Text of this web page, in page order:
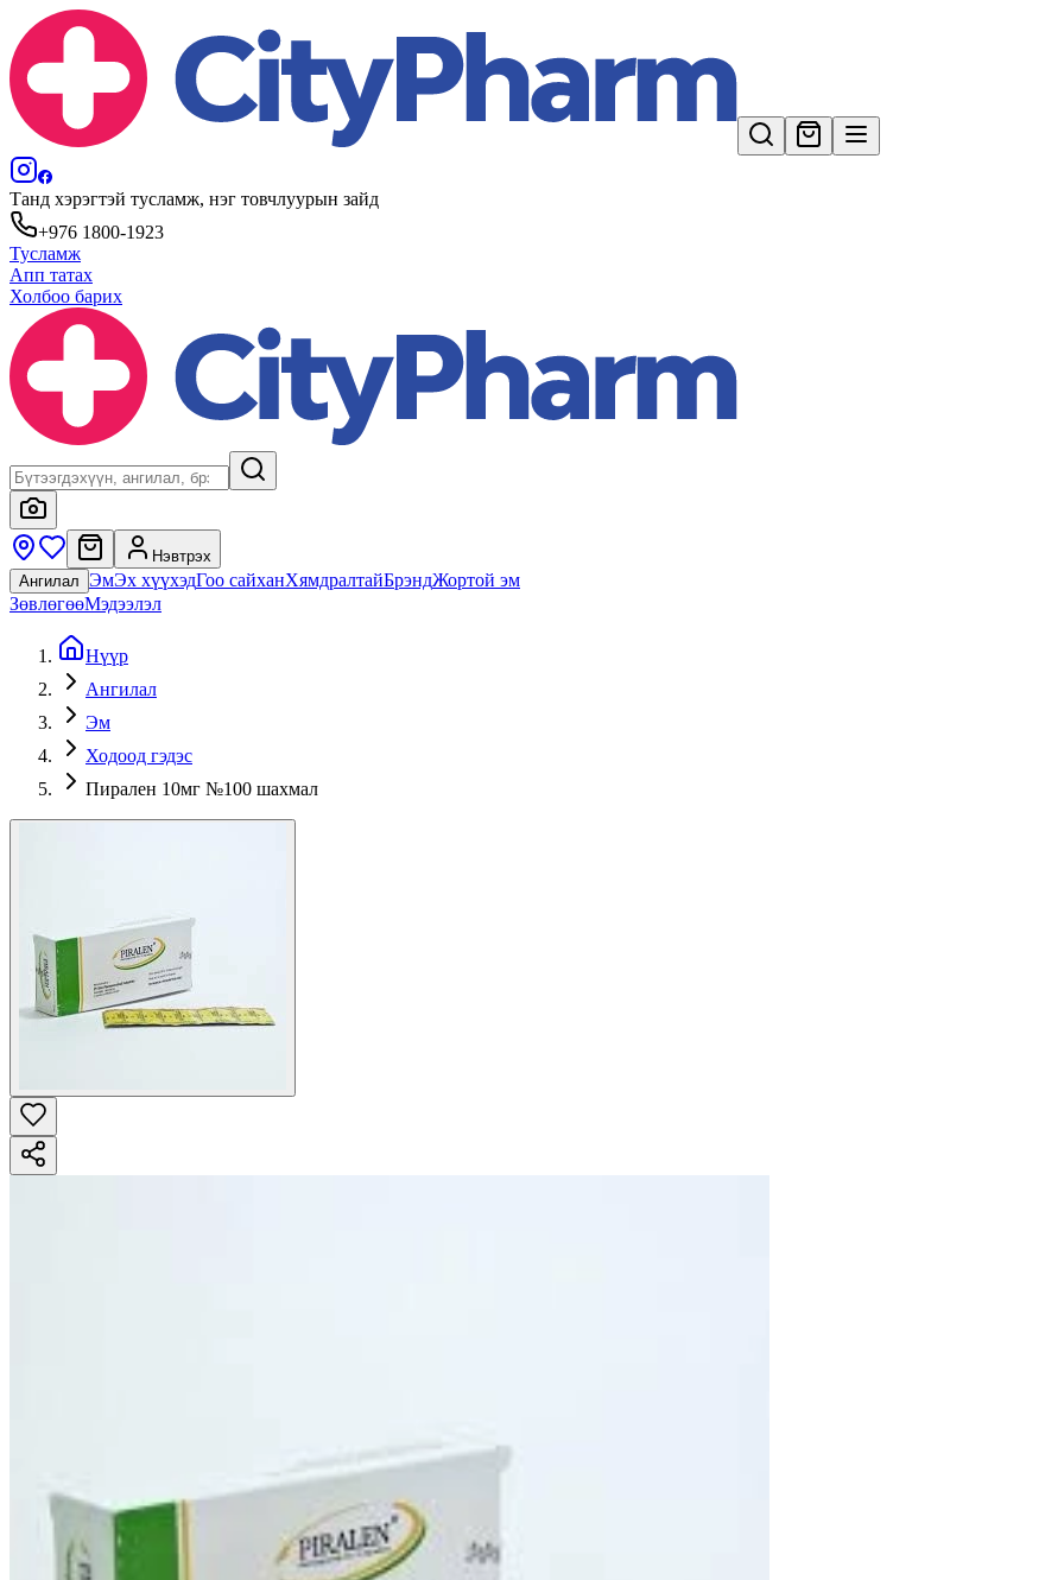
Танд хэрэгтэй тусламж, нэг товчлуурын зайд
+976 1800-1923
Тусламж
Апп татах
Холбоо барих
Нэвтрэх
Ангилал ЭмЭх хүүхэдГоо сайханХямдралтайБрэндЖортой эм
ЗөвлөгөөМэдээлэл
Нүүр
Ангилал
Эм
Ходоод гэдэс
Пирален 10мг №100 шахмал